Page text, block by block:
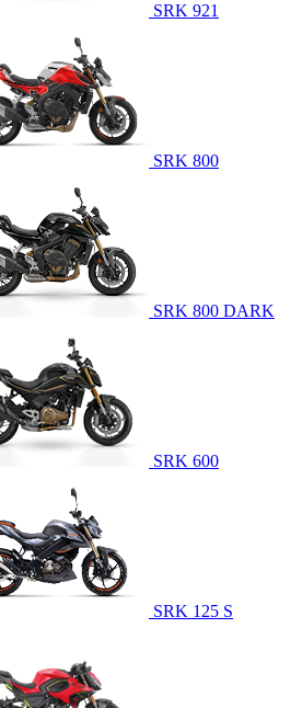
SRK 921
SRK 800
SRK 800 DARK
SRK 600
SRK 125 S